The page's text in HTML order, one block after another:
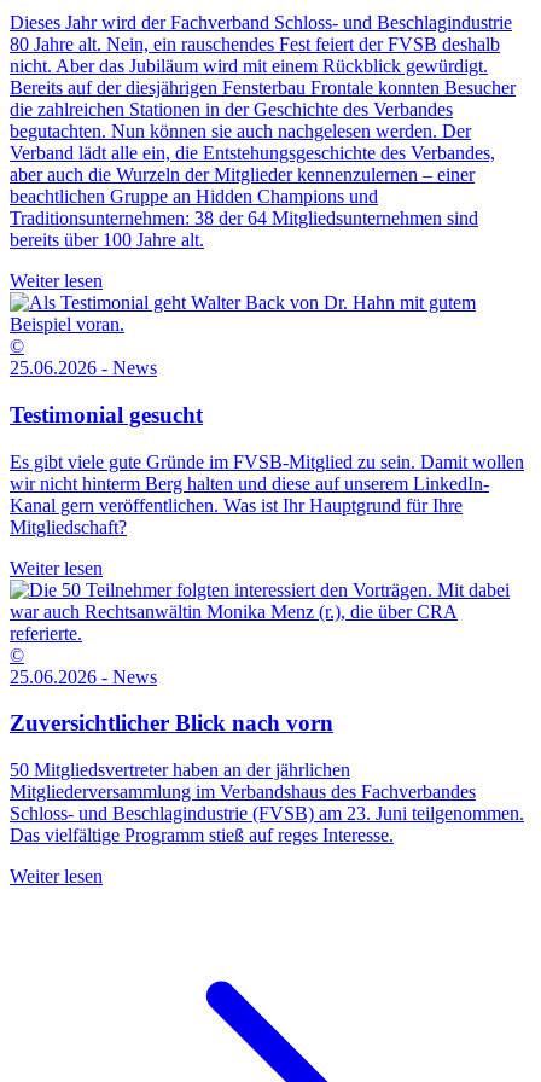
Dieses Jahr wird der Fachverband Schloss- und Beschlagindustrie
80 Jahre alt. Nein, ein rauschendes Fest feiert der FVSB deshalb
nicht. Aber das Jubiläum wird mit einem Rückblick gewürdigt.
Bereits auf der diesjährigen Fensterbau Frontale konnten Besucher
die zahlreichen Stationen in der Geschichte des Verbandes
begutachten. Nun können sie auch nachgelesen werden. Der
Verband lädt alle ein, die Entstehungsgeschichte des Verbandes,
aber auch die Wurzeln der Mitglieder kennenzulernen – einer
beachtlichen Gruppe an Hidden Champions und
Traditionsunternehmen: 38 der 64 Mitgliedsunternehmen sind
bereits über 100 Jahre alt.
Weiter lesen
©
25.06.2026 - News
Testimonial gesucht
Es gibt viele gute Gründe im FVSB-Mitglied zu sein. Damit wollen
wir nicht hinterm Berg halten und diese auf unserem LinkedIn-
Kanal gern veröffentlichen. Was ist Ihr Hauptgrund für Ihre
Mitgliedschaft?
Weiter lesen
©
25.06.2026 - News
Zuversichtlicher Blick nach vorn
50 Mitgliedsvertreter haben an der jährlichen
Mitgliederversammlung im Verbandshaus des Fachverbandes
Schloss- und Beschlagindustrie (FVSB) am 23. Juni teilgenommen.
Das vielfältige Programm stieß auf reges Interesse.
Weiter lesen